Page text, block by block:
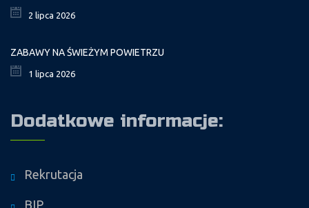
2 lipca 2026
ZABAWY NA ŚWIEŻYM POWIETRZU
1 lipca 2026
Dodatkowe informacje:
Rekrutacja
BIP